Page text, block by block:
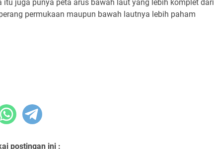
itu juga punya peta arus bawah laut yang lebih komplet dari
permukaan maupun bawah lautnya lebih paham
postingan ini :